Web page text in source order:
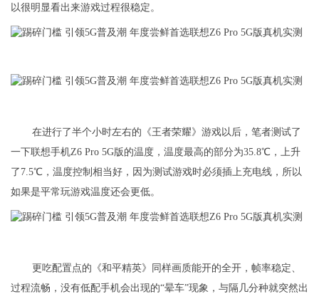
以很明显看出来游戏过程很稳定。
在进行了半个小时左右的《王者荣耀》游戏以后，笔者测试了
一下联想手机Z6 Pro 5G版的温度，温度最高的部分为35.8℃，上升
了7.5℃，温度控制相当好，因为测试游戏时必须插上充电线，所以
如果是平常玩游戏温度还会更低。
更吃配置点的《和平精英》同样画质能开的全开，帧率稳定、
过程流畅，没有低配手机会出现的“晕车”现象，与隔几分种就突然出